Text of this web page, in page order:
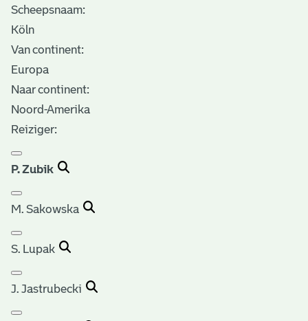
Scheepsnaam:
Köln
Van continent:
Europa
Naar continent:
Noord-Amerika
Reiziger:
P. Zubik
M. Sakowska
S. Lupak
J. Jastrubecki